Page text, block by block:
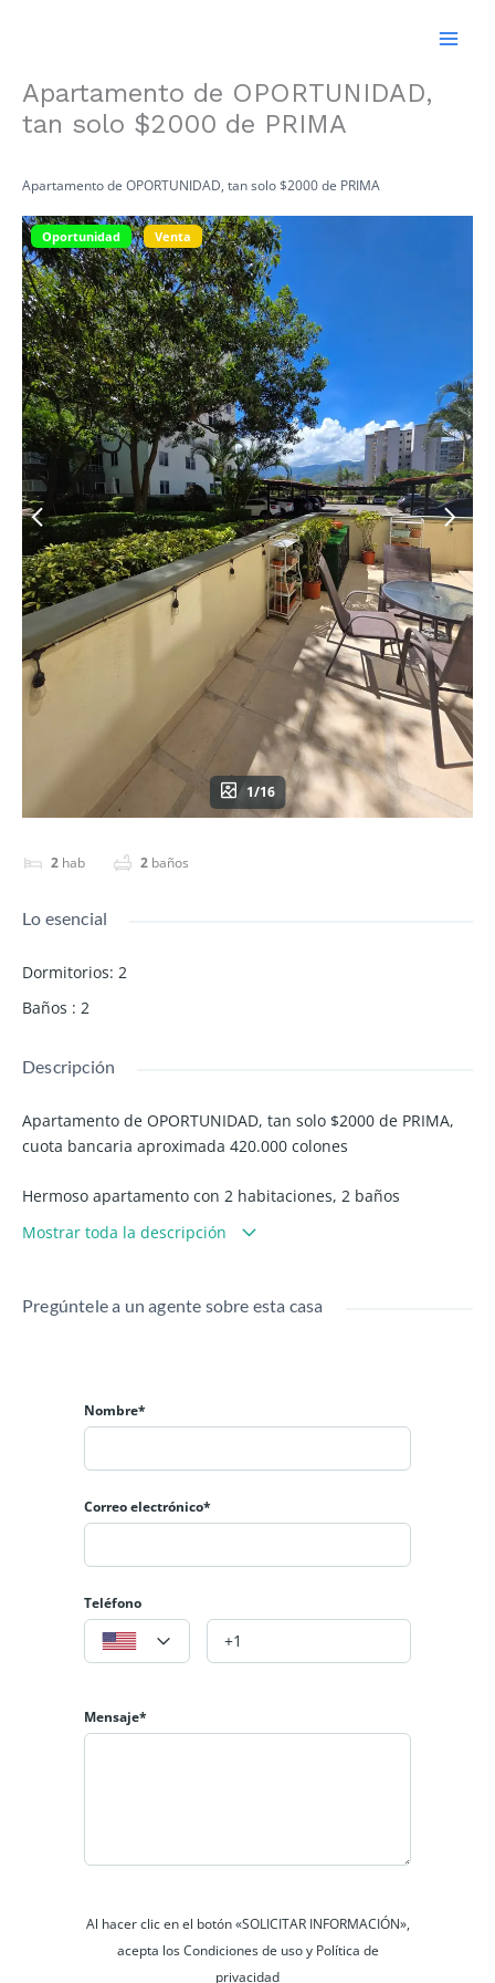
Apartamento de OPORTUNIDAD,
tan solo $2000 de PRIMA
Apartamento de OPORTUNIDAD, tan solo $2000 de PRIMA
Oportunidad Venta
1/16
2 hab 2 baños
Lo esencial
Dormitorios: 2
Baños : 2
Descripción
Apartamento de OPORTUNIDAD, tan solo $2000 de PRIMA,
cuota bancaria aproximada 420.000 colones
Hermoso apartamento con 2 habitaciones, 2 baños
completos, estacionamiento techado y una espectacular
Este apartamento cuenta con una promoción increíble, con
tan solo $2000 de PRIMA puede ser tuyo.
todas las comodidades.
oportunidad. Requisitos básicos:
Ser asalariado o independiente formal.
Además, te ofrecemos precalificación bancaria en 24 horas.
Mostrar toda la descripción
Pregúntele a un agente sobre esta casa
Nombre*
Correo electrónico*
Teléfono
Mensaje*
Al hacer clic en el botón «SOLICITAR INFORMACIÓN»,
acepta los Condiciones de uso y Política de
privacidad